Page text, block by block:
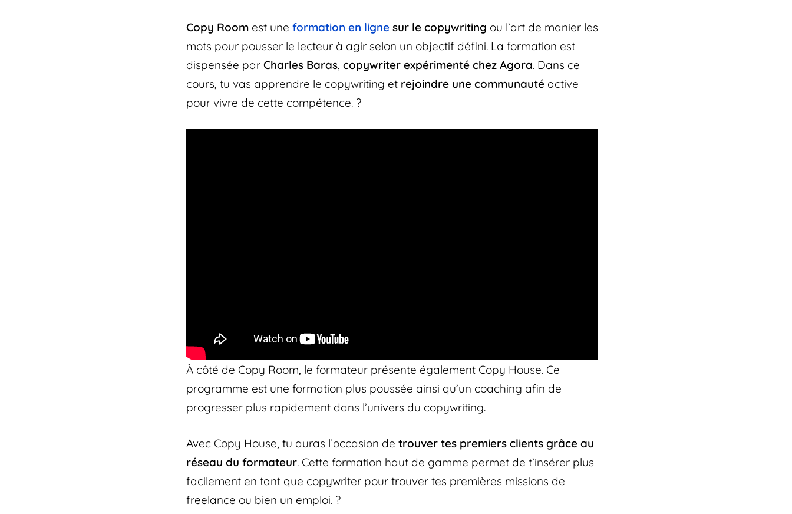
Copy Room est une formation en lignesur le copywriting ou l’art de manier les
mots pour pousser le lecteur à agir selon un objectif défini. La formation est
dispensée par Charles Baras, copywriter expérimenté chez Agora. Dans ce
cours, tu vas apprendre le copywriting etrejoindre une communautéactive
pour vivre de cette compétence. ?
À côté de Copy Room, le formateur présente également Copy House. Ce
programme est une formation plus poussée ainsi qu’un coaching afin de
progresser plus rapidement dans l’univers du copywriting.
Avec Copy House, tu auras l’occasion de trouver tes premiers clients grâce au
réseau du formateur. Cette formation haut de gamme permet de t’insérer plus
facilement en tant que copywriter pour trouver tes premières missions de
freelance ou bien un emploi. ?